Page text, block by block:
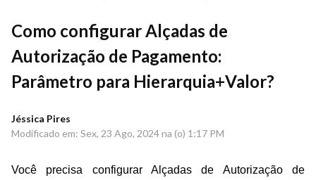
Como configurar Alçadas de
Autorização de Pagamento:
Parâmetro para Hierarquia+Valor?
Jéssica Pires
Modificado em: Sex, 23 Ago, 2024 na (o) 1:17 PM
Você precisa configurar Alçadas de Autorização de